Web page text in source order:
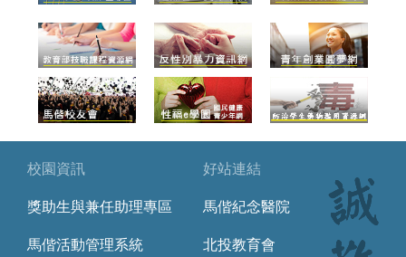
校園資訊
獎助生與兼任助理專區
馬偕活動管理系統
好站連結
馬偕紀念醫院
北投教育會